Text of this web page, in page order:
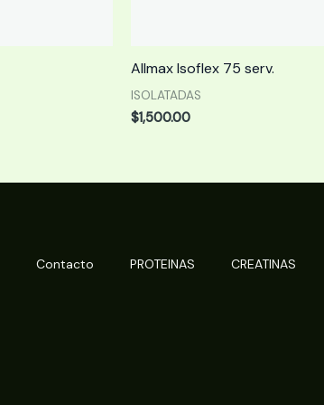
Allmax Isoflex 75 serv.
ISOLATADAS
$1,500.00
Contacto PROTEINAS CREATINAS